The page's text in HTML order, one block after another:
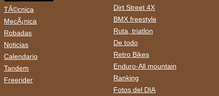
TÃ©cnica
MecÃ¡nica
Robadas
Noticias
Calendario
Tandem
Freerider
Dirt Street 4X
BMX freestyle
Ruta, triatlon
De todo
Retro Bikes
Enduro-All mountain
Ranking
Fotos del DIA